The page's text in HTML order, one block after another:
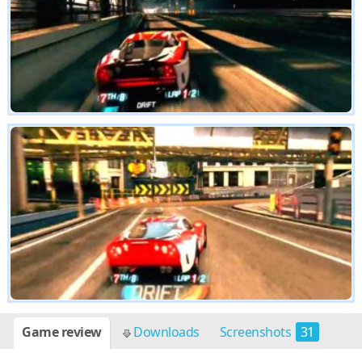
Game review Downloads Screenshots 31